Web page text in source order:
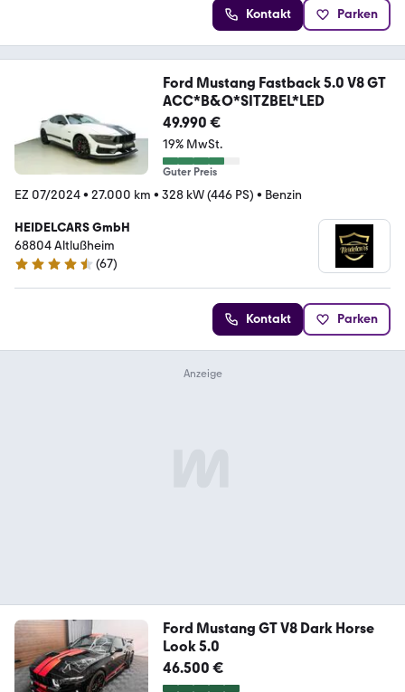
Kontakt Parken
Ford Mustang Fastback 5.0 V8 GT
ACC*B&O*SITZBEL*LED
49.990 €
19% MwSt.
Guter Preis
EZ 07/2024• 27.000 km • 328 kW (446 PS) • Benzin
HEIDELCARS GmbH
68804 Altlußheim
4.7 Sterne
(67)
Kontakt Parken
Ford Mustang GT V8 Dark Horse
Look 5.0
46.500 €